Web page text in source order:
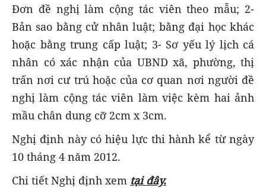
Đơn đề nghị làm cộng tác viên theo mẫu; 2-
Bản sao bằng cử nhân luật; bằng đại học khác
hoặc bằng trung cấp luật; 3- Sơ yếu lý lịch cá
nhân có xác nhận của UBND xã, phường, thị
trấn nơi cư trú hoặc của cơ quan nơi người đề
nghị làm cộng tác viên làm việc kèm hai ảnh
mầu chân dung cỡ 2cm x 3cm.
Nghị định này có hiệu lực thi hành kể từ ngày
10 tháng 4 năm 2012.
Chi tiết Nghị định xem tại đây.